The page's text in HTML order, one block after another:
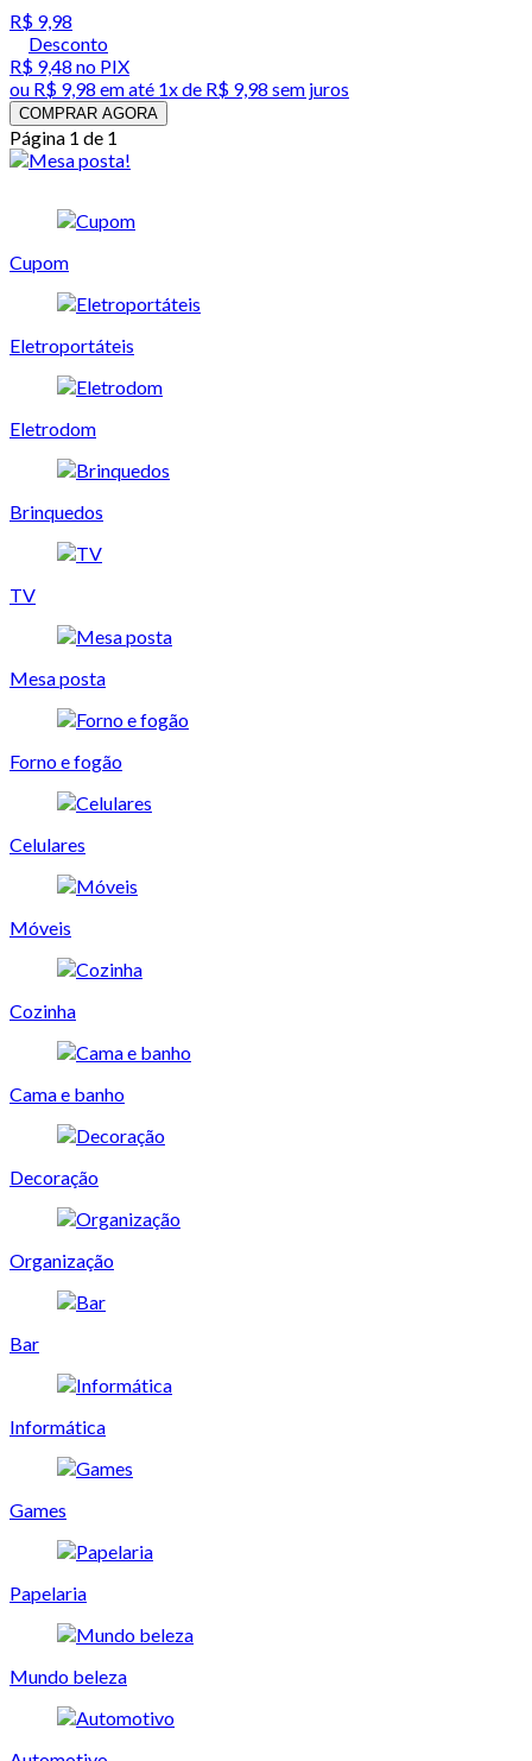
R$ 9,98
Desconto
R$ 9,48 no PIX
ou R$ 9,98 em até 1x de R$ 9,98 sem juros
COMPRAR AGORA
Página 1 de 1
Cupom
Eletroportáteis
Eletrodom
Brinquedos
TV
Mesa posta
Forno e fogão
Celulares
Móveis
Cozinha
Cama e banho
Decoração
Organização
Bar
Informática
Games
Papelaria
Mundo beleza